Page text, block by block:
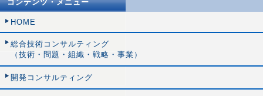
コンテンツ・メニュー
HOME
総合技術コンサルティング
（技術・問題・組織・戦略・事業）
開発コンサルティング